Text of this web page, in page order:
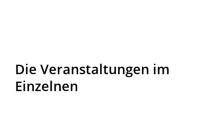
Die Veranstaltungen im
Einzelnen